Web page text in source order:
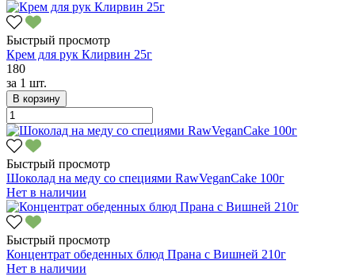
Быстрый просмотр
Крем для рук Клирвин 25г
180
за 1 шт.
В корзину
Быстрый просмотр
Шоколад на меду со специями RawVeganCake 100г
Нет в наличии
Быстрый просмотр
Концентрат обеденных блюд Прана с Вишней 210г
Нет в наличии